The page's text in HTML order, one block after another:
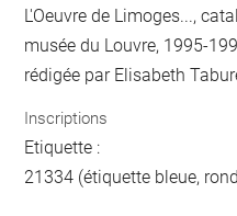
L'Oeuvre de Limoges...,
musée du Louvre, 1995-
rédigée par Elisabeth
Inscriptions
Etiquette :
21334 (étiquette bleue,